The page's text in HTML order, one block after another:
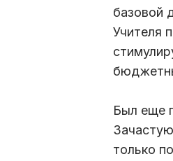
базовой
Учителя
Был еще
только